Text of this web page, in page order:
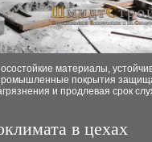
материалы,
покрытия
и продлевая срок
в цехах